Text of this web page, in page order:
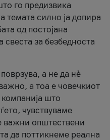
го предизвика
темата силно ја допира
од постојана
свеста за безбедноста
а не да нè
а тоа е човечкиот
што
чувствуваме
важни општествени
да поттикнеме реална